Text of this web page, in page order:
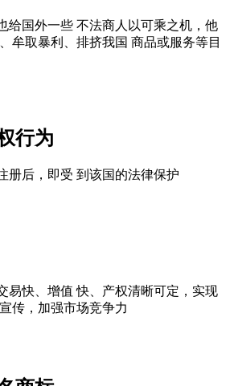
给国外一些 不法商人以可乘之机，他
牟取暴利、排挤我国 商品或服务等目
行为
册后，即受 到该国的法律保护
易快、增值 快、产权清晰可定，实现
传，加强市场竞争力